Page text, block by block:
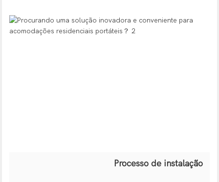
Processo de instalação